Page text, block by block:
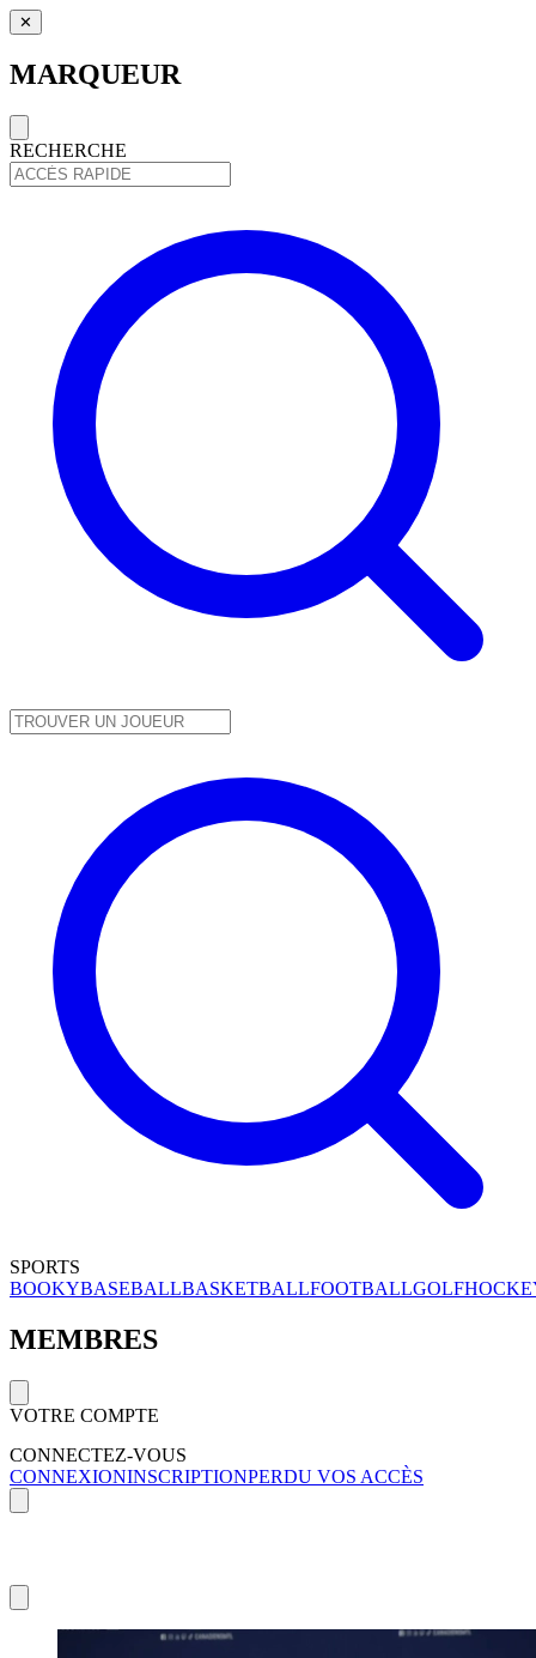
✕
MARQUEUR
RECHERCHE
SPORTS
BOOKYBASEBALLBASKETBALLFOOTBALLGOLF
MEMBRES
VOTRE COMPTE
CONNECTEZ-VOUS
CONNEXIONINSCRIPTIONPERDU VOS ACCÈS